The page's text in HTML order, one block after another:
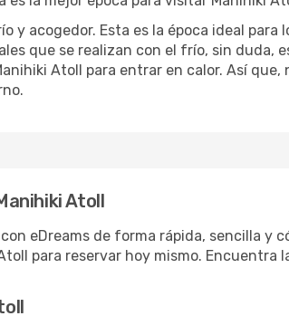
y acogedor. Esta es la época ideal
que se realizan con el frío, sin duda,
Atoll para entrar en calor. Así que,
Atoll
eDreams de forma rápida, sencilla y
para reservar hoy mismo. Encuentra